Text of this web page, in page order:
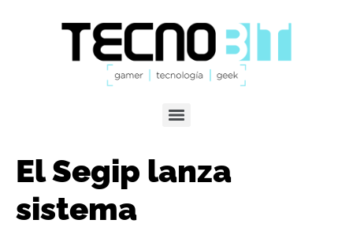
El Segip lanza
sistema